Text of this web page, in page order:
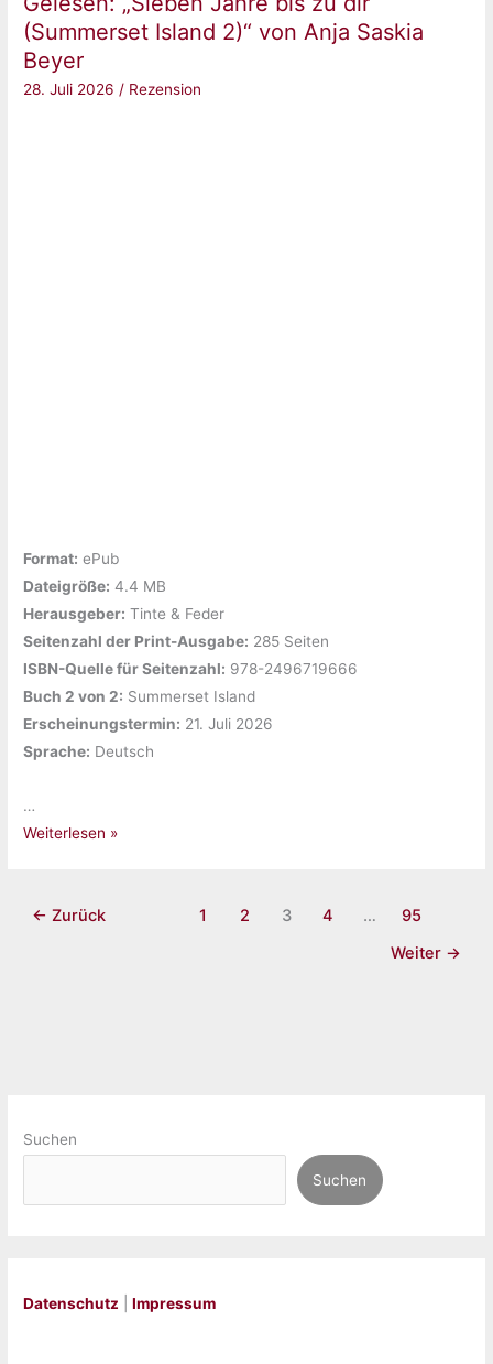
(Silver
Elite
2)“
von
(Summerset Island 2)“ von Anja Saskia
Beyer
28. Juli 2026/ Rezension
Format: ePub
Dateigröße: ‎4.4 MB
Herausgeber: ‎Tinte & Feder
Seitenzahl der Print-Ausgabe: ‎285 Seiten
ISBN-Quelle für Seitenzahl: 978-2496719666
Buch 2 von 2: ‎Summerset Island
Erscheinungstermin: ‎21. Juli 2026
Sprache: ‎Deutsch
…
Gelesen:
bis
Saskia
Beyer
Weiterlesen »
← Zurück 1 2 3 4 …
95
Weiter →
Suchen
Suchen
Datenschutz |Impressum